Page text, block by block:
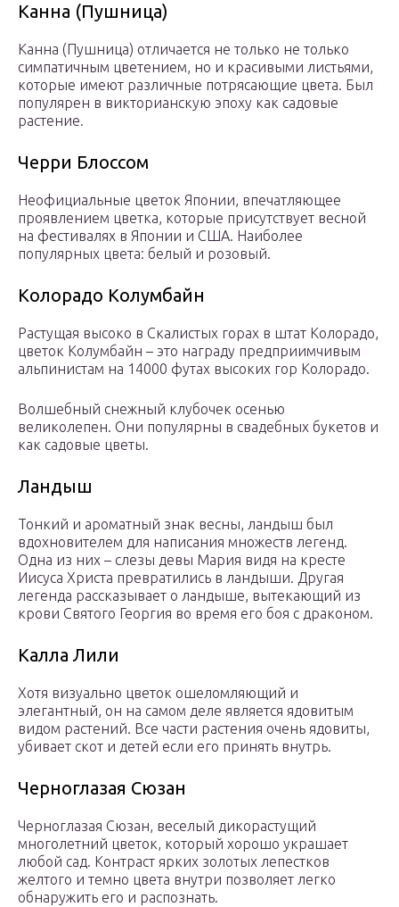
Канна (Пушница)
Канна (Пушница) отличается не только не только
симпатичным цветением, но и красивыми листьями,
которые имеют различные потрясающие цвета. Был
популярен в викторианскую эпоху как садовые
растение.
Черри Блоссом
Неофициальные цветок Японии, впечатляющее
проявлением цветка, которые присутствует весной
на фестивалях в Японии и США. Наиболее
популярных цвета: белый и розовый.
Колорадо Колумбайн
Растущая высоко в Скалистых горах в штат Колорадо,
цветок Колумбайн – это награду предприимчивым
альпинистам на 14000 футах высоких гор Колорадо.
Волшебный снежный клубочек осенью
великолепен. Они популярны в свадебных букетов и
как садовые цветы.
Ландыш
Тонкий и ароматный знак весны, ландыш был
вдохновителем для написания множеств легенд.
Одна из них – слезы девы Мария видя на кресте
Иисуса Христа превратились в ландыши. Другая
легенда рассказывает о ландыше, вытекающий из
крови Святого Георгия во время его боя с драконом.
Калла Лили
Хотя визуально цветок ошеломляющий и
элегантный, он на самом деле является ядовитым
видом растений. Все части растения очень ядовиты,
убивает скот и детей если его принять внутрь.
Черноглазая Сюзан
Черноглазая Сюзан, веселый дикорастущий
многолетний цветок, который хорошо украшает
любой сад. Контраст ярких золотых лепестков
желтого и темно цвета внутри позволяет легко
обнаружить его и распознать.